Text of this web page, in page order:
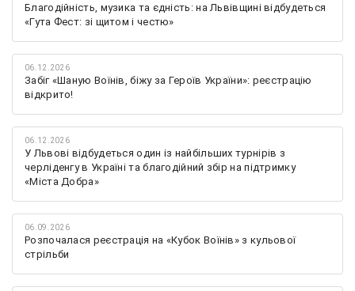
Благодійність, музика та єдність: на Львівщині відбудеться
«Гута Фест: зі щитом і честю»
06.12.2026
Забіг «Шаную Воїнів, біжу за Героїв України»: реєстрацію
відкрито!
06.12.2026
У Львові відбудеться один із найбільших турнірів з
черліденгу в Україні та благодійний збір на підтримку
«Міста Добра»
06.09.2026
Розпочалася реєстрація на «Кубок Воїнів» з кульової
стрільби